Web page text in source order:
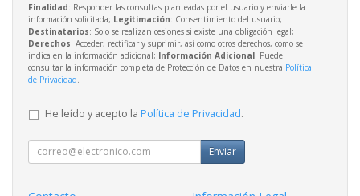
Finalidad: Responder las consultas planteadas por el usuario y enviarle la
información solicitada; Legitimación: Consentimiento del usuario;
Destinatarios: Solo se realizan cesiones si existe una obligación legal;
Derechos: Acceder, rectificar y suprimir, así como otros derechos, como se
indica en la información adicional; Información Adicional: Puede
consultar la información completa de Protección de Datos en nuestra Política
de Privacidad
He leído y acepto la Política de Privacidad.
Enviar